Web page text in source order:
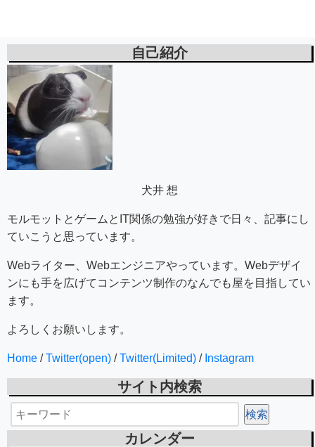
自己紹介
犬井 想
モルモットとゲームとIT関係の勉強が好きで日々、記事にし
ていこうと思っています。
Webライター、Webエンジニアやっています。Webデザイ
ンにも手を広げてコンテンツ制作のなんでも屋を目指してい
ます。
よろしくお願いします。
Home /Twitter(open) /Twitter(Limited) / Instagram
サイト内検索
カレンダー